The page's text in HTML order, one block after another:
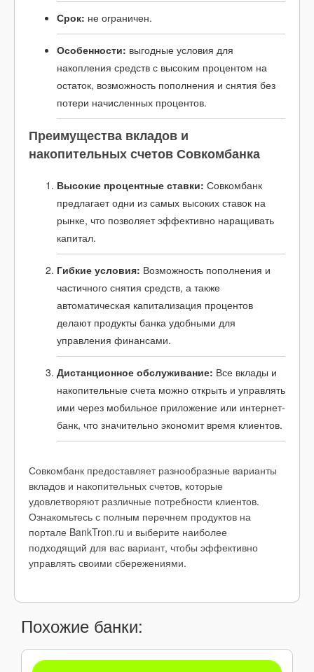
Срок: не ограничен.
Особенности: выгодные условия для
накопления средств с высоким процентом на
остаток, возможность пополнения и снятия без
потери начисленных процентов.
Преимущества вкладов и
накопительных счетов Совкомбанка
Высокие процентные ставки: Совкомбанк
предлагает одни из самых высоких ставок на
рынке, что позволяет эффективно наращивать
капитал.
Гибкие условия: Возможность пополнения и
частичного снятия средств, а также
автоматическая капитализация процентов
делают продукты банка удобными для
управления финансами.
Дистанционное обслуживание: Все вклады и
накопительные счета можно открыть и управлять
ими через мобильное приложение или интернет-
банк, что значительно экономит время клиентов.
Совкомбанк предоставляет разнообразные варианты
вкладов и накопительных счетов, которые
удовлетворяют различные потребности клиентов.
Ознакомьтесь с полным перечнем продуктов на
портале BankTron.ru и выберите наиболее
подходящий для вас вариант, чтобы эффективно
управлять своими сбережениями.
Похожие банки: